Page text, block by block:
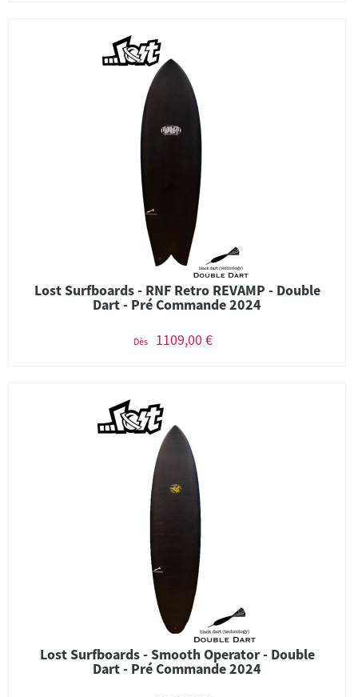
Lost Surfboards - RNF Retro REVAMP - Double
Dart - Pré Commande 2024
Dès 1109,00 €
Lost Surfboards - Smooth Operator - Double
Dart - Pré Commande 2024